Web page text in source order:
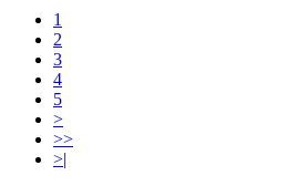
1
2
3
4
5
>
>>
>|